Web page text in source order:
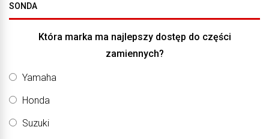
SONDA
Która marka ma najlepszy dostęp do części
zamiennych?
Yamaha
Honda
Suzuki